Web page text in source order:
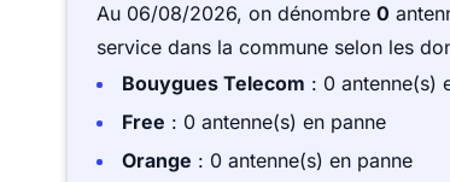
Au 06/08/2026, on dénombre 0
service dans la commune selon les
Bouygues Telecom : 0 antenne(s)
Free : 0 antenne(s) en panne
Orange : 0 antenne(s) en panne